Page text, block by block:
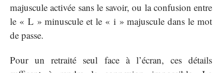
majuscule activée sans le savoir, ou la confusion entre
le « L » minuscule et le « i » majuscule dans le mot
de passe.
Pour un retraité seul face à l’écran, ces détails